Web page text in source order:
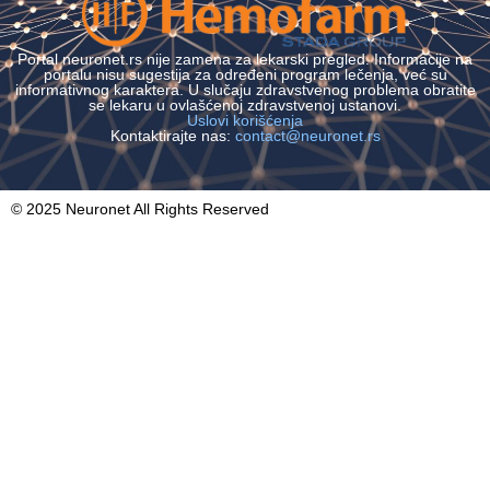
Portal neuronet.rs nije zamena za lekarski pregled. Informacije na
portalu nisu sugestija za određeni program lečenja, već su
informativnog karaktera. U slučaju zdravstvenog problema obratite
se lekaru u ovlašćenoj zdravstvenoj ustanovi.
Uslovi korišćenja
Kontaktirajte nas: contact@neuronet.rs
© 2025 Neuronet All Rights Reserved